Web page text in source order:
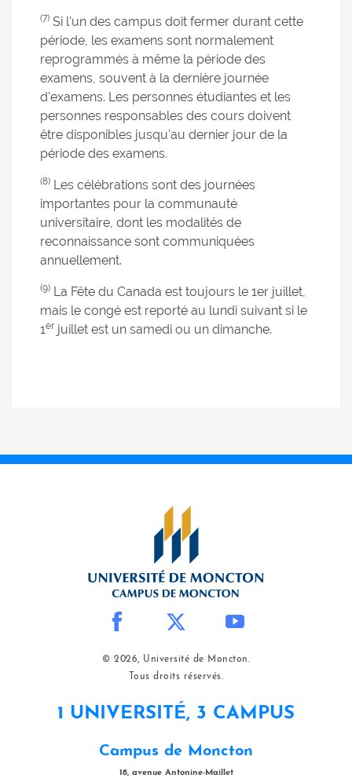
(7) Si l'un des campus doit fermer durant cette
période, les examens sont normalement
reprogrammés à même la période des
examens, souvent à la dernière journée
d'examens. Les personnes étudiantes et les
personnes responsables des cours doivent
être disponibles jusqu'au dernier jour de la
période des examens.
(8) Les célébrations sont des journées
importantes pour la communauté
universitaire, dont les modalités de
reconnaissance sont communiquées
annuellement.
(9) La Fête du Canada est toujours le 1er juillet,
mais le congé est reporté au lundi suivant si le
1er juillet est un samedi ou un dimanche.
© 2026, Université de Moncton.
Tous droits réservés.
1 UNIVERSITÉ, 3 CAMPUS
Campus de Moncton
18, avenue Antonine-Maillet